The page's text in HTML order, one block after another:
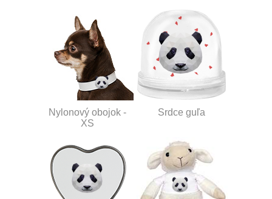
Nylonový obojok -
XS
Srdce guľa